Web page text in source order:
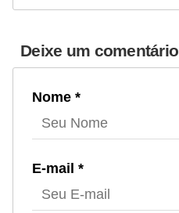
Deixe um comentário
Nome *
E-mail *